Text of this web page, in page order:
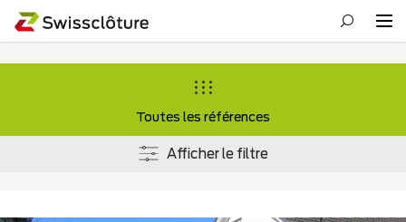
Toutes les références
Afficher le filtre